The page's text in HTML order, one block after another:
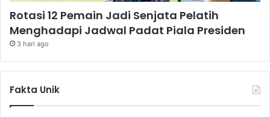
Rotasi 12 Pemain Jadi Senjata Pelatih
Menghadapi Jadwal Padat Piala Presiden
3 hari ago
Fakta Unik